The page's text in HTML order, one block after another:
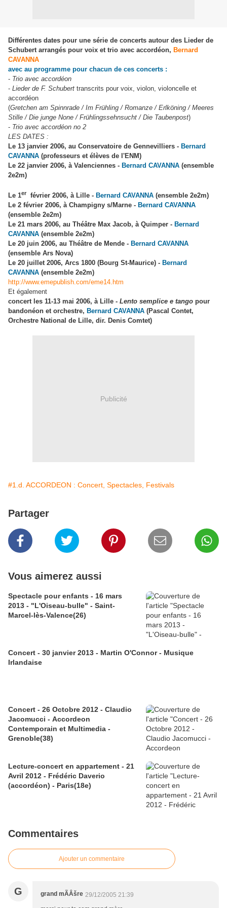
Différentes dates pour une série de concerts autour des Lieder de
Schubert arrangés pour voix et trio avec accordéon, Bernard
CAVANNA
avec au programme pour chacun de ces concerts :
- Trio avec accordéon
- Lieder de F. Schubert transcrits pour voix, violon, violoncelle et
accordéon
(Gretchen am Spinnrade / Im Frühling / Romanze / Erlköning / Meeres
Stille / Die junge None / Frühlingssehnsucht / Die Taubenpost)
- Trio avec accordéon no 2
LES DATES :
Le 13 janvier 2006, au Conservatoire de Gennevilliers - Bernard
CAVANNA (professeurs et élèves de l'ENM)
Le 22 janvier 2006, à Valenciennes - Bernard CAVANNA (ensemble
2e2m)
Le 1er février 2006, à Lille - Bernard CAVANNA (ensemble 2e2m)
Le 2 février 2006, à Champigny s/Marne - Bernard CAVANNA
(ensemble 2e2m)
Le 21 mars 2006, au Théâtre Max Jacob, à Quimper - Bernard
CAVANNA (ensemble 2e2m)
Le 20 juin 2006, au Théâtre de Mende - Bernard CAVANNA
(ensemble Ars Nova)
Le 20 juillet 2006, Arcs 1800 (Bourg St-Maurice) - Bernard
CAVANNA (ensemble 2e2m)
http://www.emepublish.com/eme14.htm
Et également
concert les 11-13 mai 2006, à Lille - Lento semplice e tango pour
bandonéon et orchestre, Bernard CAVANNA (Pascal Contet,
Orchestre National de Lille, dir. Denis Comtet)
Publicité
#1.d. ACCORDEON : Concert, Spectacles, Festivals
Partager
Vous aimerez aussi
Spectacle pour enfants - 16 mars
2013 - "L'Oiseau-bulle" - Saint-
Marcel-lès-Valence(26)
Concert - 30 janvier 2013 - Martin O'Connor - Musique
Irlandaise
Concert - 26 Octobre 2012 - Claudio
Jacomucci - Accordeon
Contemporain et Multimedia -
Grenoble(38)
Lecture-concert en appartement - 21
Avril 2012 - Frédéric Daverio
(accordéon) - Paris(18e)
Commentaires
Ajouter un commentaire
G grand mÃÂšre 29/12/2005 21:39